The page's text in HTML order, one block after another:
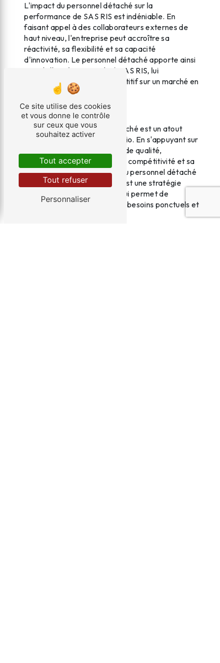
L'impact du personnel détaché sur la
performance de SAS RIS est indéniable. En
faisant appel à des collaborateurs externes de
haut niveau, l'entreprise peut accroître sa
réactivité, sa flexibilité et sa capacité
d'innovation. Le personnel détaché apporte ainsi
une réelle valeur ajoutée à SAS RIS, lui
permettant de rester compétitif sur un marché en
constante évolution.
Conclusion
En résumé, le personnel détaché est un atout
majeur pour SAS RIS à Ajaccio. En s'appuyant sur
des collaborateurs externes de qualité,
l'entreprise peut renforcer sa compétitivité et sa
performance. Le recours à du personnel détaché
bien sélectionné et valorisé est une stratégie
gagnante pour SAS RIS, qui lui permet de
répondre efficacement à ses besoins ponctuels et
Ce site utilise des cookies
et vous donne le contrôle
sur ceux que vous
souhaitez activer
Tout accepter
Tout refuser
Personnaliser